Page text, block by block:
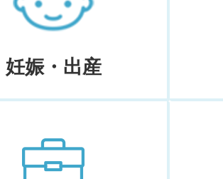
妊娠・出産